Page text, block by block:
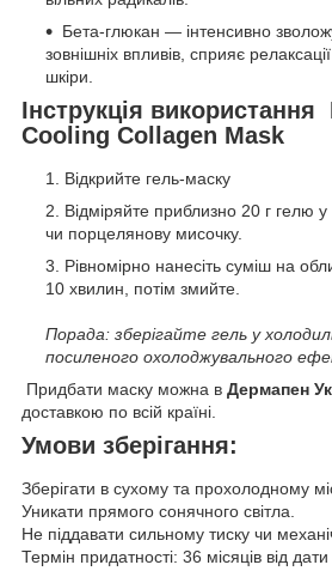
Бета-глюкан — інтенсивно
зовнішніх впливів, сприяє
шкіри.
Інструкція
Cooling Collagen Mask
Відкрийте гель-маску
Відміряйте приблизно 20 г гелю
чи порцелянову мисочку.
Рівномірно нанесіть суміш на
10 хвилин, потім змийте.
Порада: зберігайте гель у
посиленого охолоджувального
Придбати маску можна в Дермапен
доставкою по всій країні.
Умови зберігання:
Зберігати в сухому та прохолодному
Уникати прямого сонячного світла.
Не піддавати сильному тиску чи
Термін придатності: 36 місяців від